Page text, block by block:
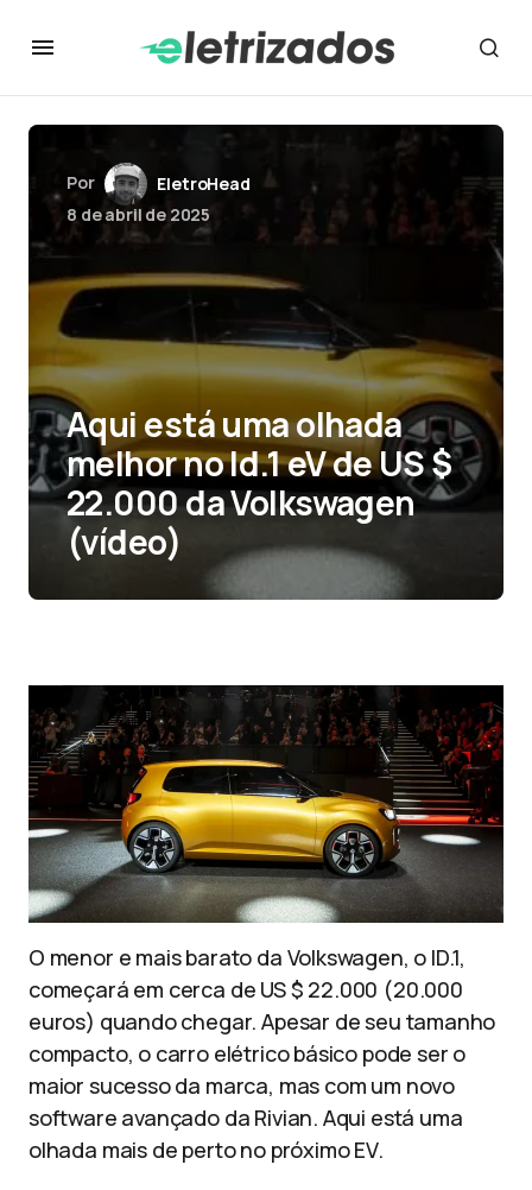
Por
EletroHead
8 de abril de 2025
Aqui está uma olhada
melhor no Id.1 eV de US $
22.000 da Volkswagen
(vídeo)
O menor e mais barato da Volkswagen, o ID.1,
começará em cerca de US $ 22.000 (20.000
euros) quando chegar. Apesar de seu tamanho
compacto, o carro elétrico básico pode ser o
maior sucesso da marca, mas com um novo
software avançado da Rivian. Aqui está uma
olhada mais de perto no próximo EV.